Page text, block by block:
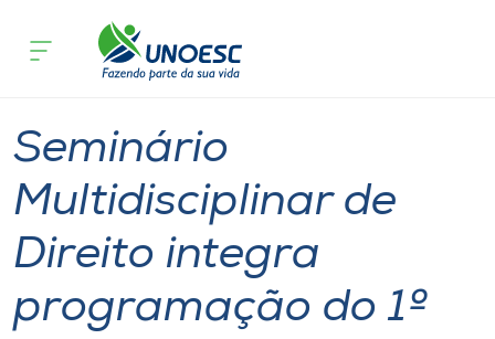
Cursos
Pesquisa
Atendimento ao Estudante
Portal de Ensino
Seminário
Multidisciplinar de
Direito integra
programação do 1º